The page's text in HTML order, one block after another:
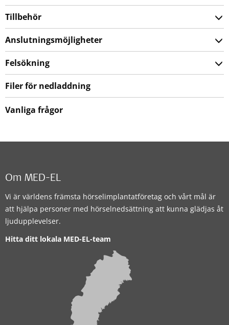
Tillbehör
Anslutningsmöjligheter
Felsökning
Filer för nedladdning
Vanliga frågor
Om MED-EL
Vi är världens främsta hörselimplantatföretag och vårt mål är
att hjälpa personer med hörselnedsättning att kunna glädjas åt
ljudupplevelser.
Hitta ditt lokala MED-EL-team